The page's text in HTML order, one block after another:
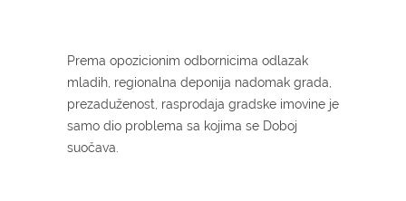
Prema opozicionim odbornicima odlazak
mladih, regionalna deponija nadomak grada,
prezaduženost, rasprodaja gradske imovine je
samo dio problema sa kojima se Doboj
suočava.